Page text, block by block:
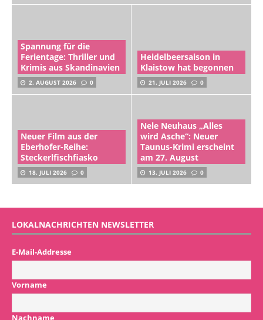
Spannung für die
Ferientage: Thriller und
Krimis aus Skandinavien
2. AUGUST 2026 0
Heidelbeersaison in
Klaistow hat begonnen
21. JULI 2026 0
Neuer Film aus der
Eberhofer-Reihe:
Steckerlfischfiasko
18. JULI 2026 0
Nele Neuhaus „Alles
wird Asche“: Neuer
Taunus-Krimi erscheint
am 27. August
13. JULI 2026 0
LOKALNACHRICHTEN NEWSLETTER
E-Mail-Addresse
Vorname
Nachname